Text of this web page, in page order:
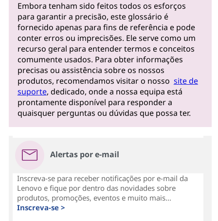
Embora tenham sido feitos todos os esforços
para garantir a precisão, este glossário é
fornecido apenas para fins de referência e pode
conter erros ou imprecisões. Ele serve como um
recurso geral para entender termos e conceitos
comumente usados. Para obter informações
precisas ou assistência sobre os nossos
produtos, recomendamos visitar o nosso site de
suporte, dedicado, onde a nossa equipa está
prontamente disponível para responder a
quaisquer perguntas ou dúvidas que possa ter.
Alertas por e-mail
Inscreva-se para receber notificações por e-mail da
Lenovo e fique por dentro das novidades sobre
produtos, promoções, eventos e muito mais...
Inscreva-se >